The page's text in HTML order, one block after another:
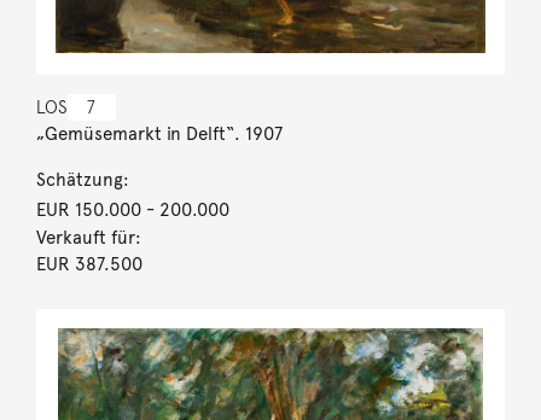
LOS 7
„Gemüsemarkt in Delft“. 1907
Schätzung:
EUR 150.000- 200.000
Verkauft für:
EUR 387.500